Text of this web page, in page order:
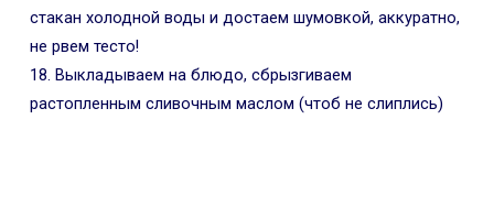
стакан холодной воды и достаем шумовкой, аккуратно,
не рвем тесто!
18. Выкладываем на блюдо, сбрызгиваем
растопленным сливочным маслом (чтоб не слиплись)